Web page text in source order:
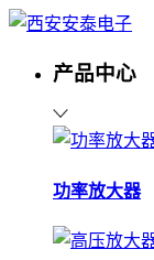
产品中心
功率放大器